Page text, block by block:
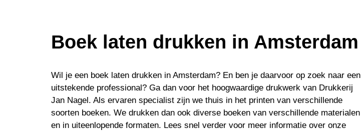
Boek laten drukken in Amsterdam
Wil je een boek laten drukken in Amsterdam? En ben je daarvoor op zoek naar een
uitstekende professional? Ga dan voor het hoogwaardige drukwerk van Drukkerij
Jan Nagel. Als ervaren specialist zijn we thuis in het printen van verschillende
soorten boeken. We drukken dan ook diverse boeken van verschillende materialen
en in uiteenlopende formaten. Lees snel verder voor meer informatie over onze